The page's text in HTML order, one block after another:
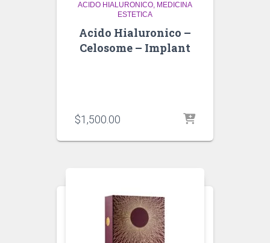
ACIDO HIALURONICO MEDICINA
ESTETICA
Acido Hialuronico –
Celosome – Implant
$1,500.00